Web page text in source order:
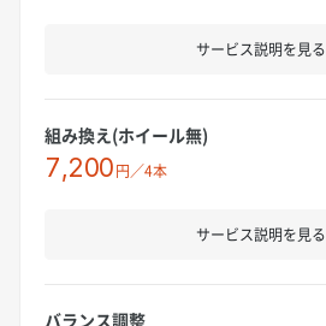
サービス説明を見る
組み換え(ホイール無)
7,200円／4本
サービス説明を見る
バランス調整